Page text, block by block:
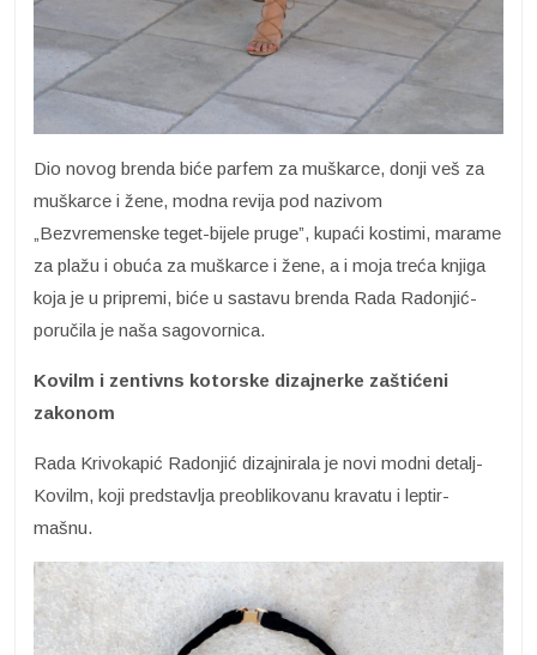
Dio novog brenda biće parfem za muškarce, donji veš za
muškarce i žene, modna revija pod nazivom
„Bezvremenske teget-bijele pruge”, kupaći kostimi, marame
za plažu i obuća za muškarce i žene, a i moja treća knjiga
koja je u pripremi, biće u sastavu brenda Rada Radonjić-
poručila je naša sagovornica.
Kovilm i zentivns kotorske dizajnerke zaštićeni
zakonom
Rada Krivokapić Radonjić dizajnirala je novi modni detalj-
Kovilm, koji predstavlja preoblikovanu kravatu i leptir-
mašnu.